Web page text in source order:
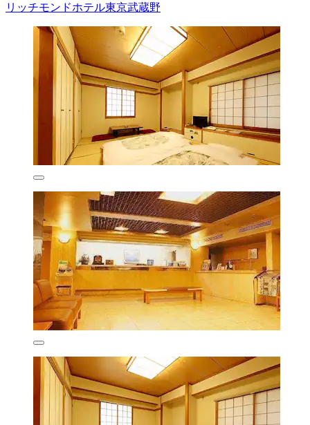
リッチモンドホテル東京武蔵野